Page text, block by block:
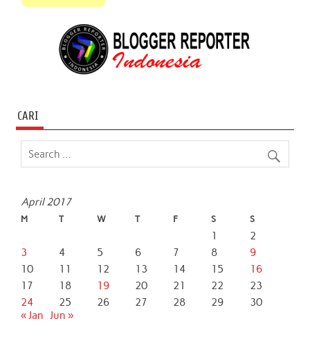
CARI
April 2017
M T W T F S S
1
2
3
4 5 6 7 8
9
10
11 12 13 14 15
16
17
18 19 20 21 22
23
24
25 26 27 28 29
30
« Jan Jun »